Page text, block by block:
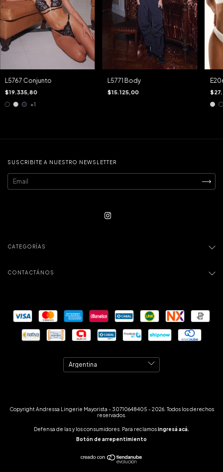
L5767 Conjunto
$19.335,80
+1
L5771 Body
$15.125,00
SUSCRIBITE A NUESTRO NEWSLETTER
CATEGORÍAS
CONTACTÁNOS
Copyright Andressa Lingerie Mayorista - 30710648405 - 2026. Todos los derechos
reservados.
Defensa de las y los consumidores. Para reclamosingresá acá.
Botón de arrepentimiento